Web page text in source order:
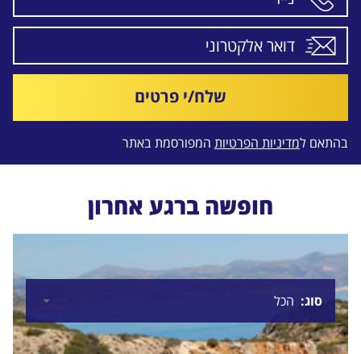
שלח/י פרטים
בהתאם למדיניות הפרטיות המפורסמת באתר
חופשה ברגע אחרון
סוג